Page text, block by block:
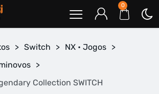
0
> Switch > NX • Jogos >
>
Collection SWITCH